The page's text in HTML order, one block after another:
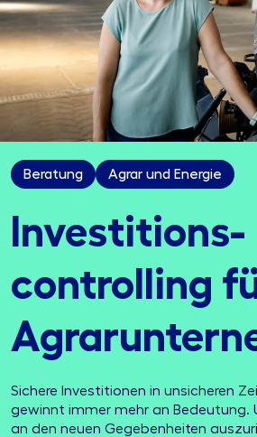
Beratung Agrar und Energie
Investitions­
controlling
Sichere Investitionen in unsicheren
gewinnt immer mehr an Bedeutung.
an den neuen Gegebenheiten